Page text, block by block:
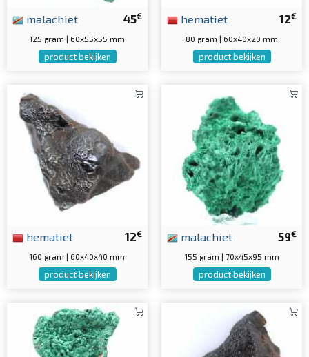
45€
malachiet
125 gram | 60x55x55 mm
product bekijken
12€
hematiet
80 gram | 60x40x20 mm
product bekijken
12€
hematiet
160 gram | 60x40x40 mm
product bekijken
59€
malachiet
155 gram | 70x45x95 mm
product bekijken